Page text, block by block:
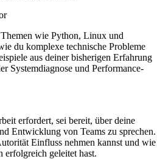
wie Python, Linux und
du komplexe technische Probleme
aus deiner bisherigen Erfahrung
Systemdiagnose und Performance-
erfordert, sei bereit, über deine
Entwicklung von Teams zu sprechen.
Einfluss nehmen kannst und wie
erfolgreich geleitet hast.